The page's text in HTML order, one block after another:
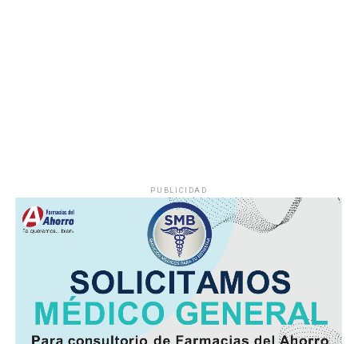
Asimismo, se pronostica la llegada de otra onda tropical
entre viernes y fin de semana.
Finalmente, la SPC de Veracruz recomienda a la
población vigilar el comportamiento de ríos y arroyos
de respuesta rápida y observar su entorno por posibles
derrumbes, deslaves y deslizamiento de laderas.
PUBLICIDAD